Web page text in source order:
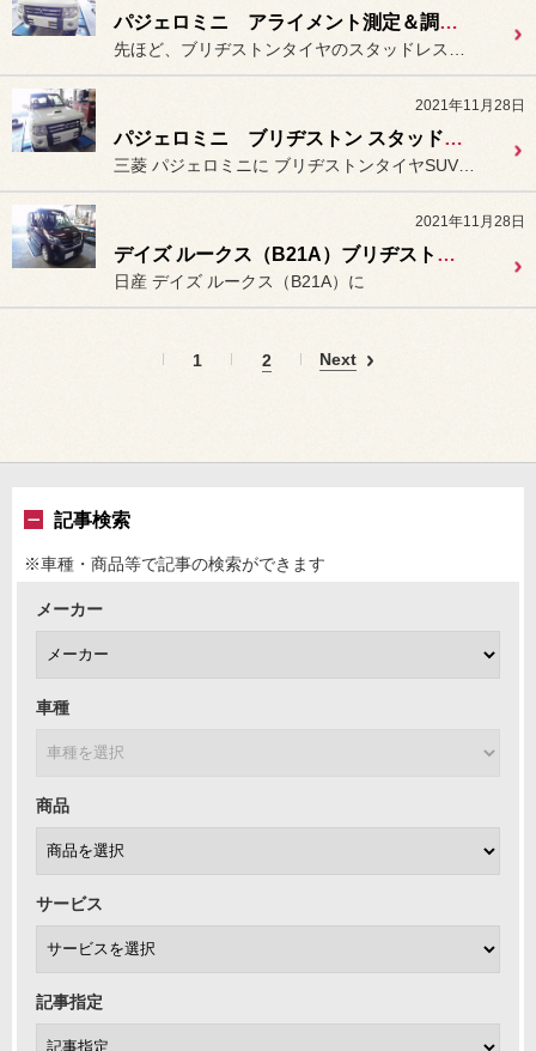
パジェロミニ アライメント測定＆調整。
2021年11月28日
パジェロミニ ブリヂストン スタッドレスタイヤ「ブリザック DMｰV3」装着。
2021年11月28日
デイズ ルークス（B21A）ブリヂストンタイヤ「ネクストリー」装着。
日産 デイズ ルークス（B21A）に
1 2 Next
記事検索
※車種・商品等で記事の検索ができます
メーカー
車種
商品
サービス
記事指定